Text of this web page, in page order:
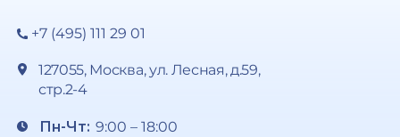
+7 (495) 111 29 01
127055, Москва, ул. Лесная, д.59,
стр.2-4
Пн-Чт: 9:00 – 18:00